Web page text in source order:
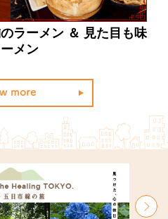
ラーメン ＆ 見た目も味
メン
more